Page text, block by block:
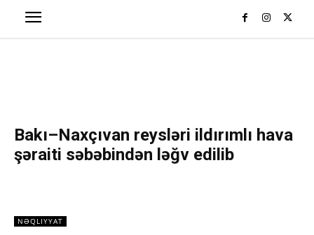
Bakı–Naxçıvan reysləri ildırımlı hava
şəraiti səbəbindən ləğv edilib
NƏQLIYYAT